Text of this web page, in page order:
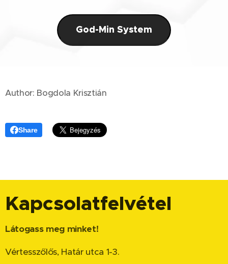
God-Min System
Author: Bogdola Krisztián
Share
Kapcsolatfelvétel
Látogass meg minket!
Vértesszőlős, Határ utca 1-3.